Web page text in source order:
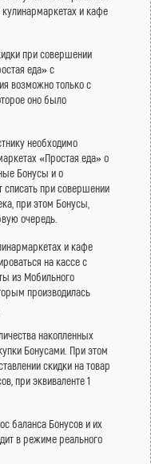
и кафе
при совершении
еда» с
возможно только с
оно было
необходимо
«Простая еда» о
Бонусы и о
списать при совершении
при этом Бонусы,
очередь.
и кафе
на кассе с
из Мобильного
производилась
накопленных
Бонусами. При этом
скидки на товар
при эквиваленте 1
баланса Бонусов и их
в режиме реального